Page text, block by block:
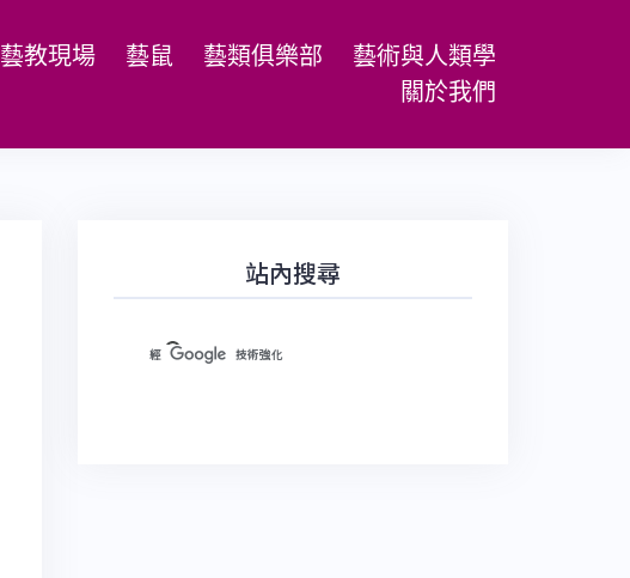
藝教現場 藝鼠 藝類俱樂部
藝術與人類學
關於我們
站內搜尋